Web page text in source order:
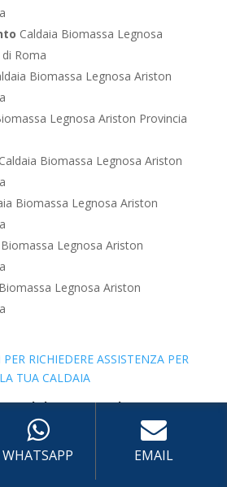
Caldaia Biomassa Legnosa
Roma
Biomassa Legnosa Ariston
Legnosa Ariston Provincia
Caldaia Biomassa Legnosa Ariston
Biomassa Legnosa Ariston
Legnosa Ariston
Legnosa Ariston
RICHIEDERE ASSISTENZA PER
LA TUA CALDAIA
Zeolite
WHATSAPP EMAIL